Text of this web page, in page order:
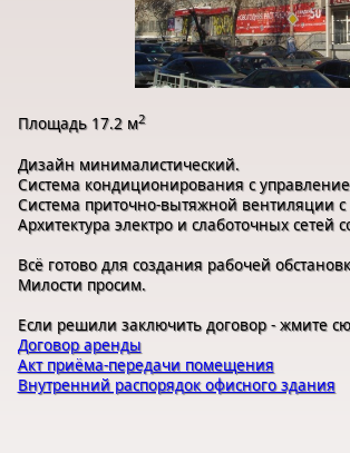
Площадь 17.2 м2
Дизайн минималистический.
Система кондиционирования с
Система приточно-вытяжной вентиляции с
Архитектура электро и слаботочных сетей
Всё готово для создания рабочей
Милости просим.
Если решили заключить договор - жмите
Договор аренды
Акт приёма-передачи помещения
Внутренний распорядок офисного здания